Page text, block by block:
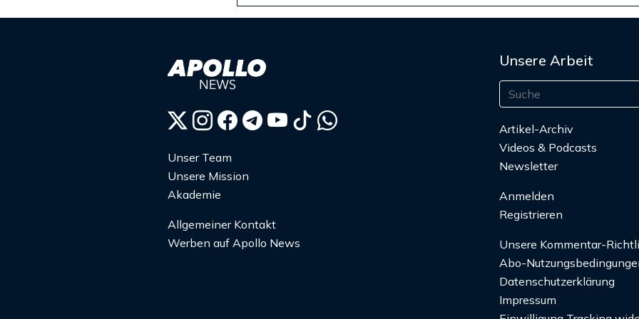
Unser Team
Unsere Mission
Akademie
Allgemeiner Kontakt
Werben auf Apollo News
Unsere Arbeit
Artikel-Archiv
Videos & Podcasts
Newsletter
Anmelden
Registrieren
Unsere Kommentar-
Abo-
Datenschutzerklärung
Impressum